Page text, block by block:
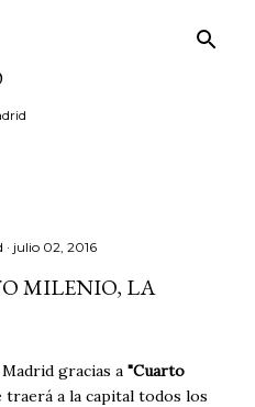
julio 02, 2016
MILENIO, LA
gracias a "Cuarto
traerá a la capital todos los